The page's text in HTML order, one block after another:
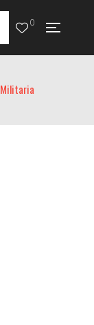
0
Militaria